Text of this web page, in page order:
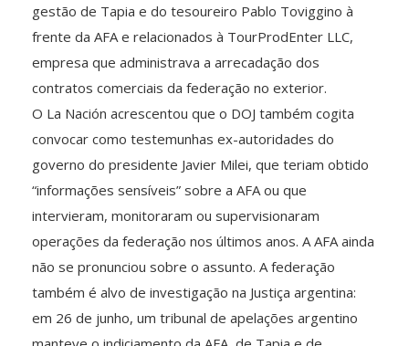
gestão de Tapia e do tesoureiro Pablo Toviggino à
frente da AFA e relacionados à TourProdEnter LLC,
empresa que administrava a arrecadação dos
contratos comerciais da federação no exterior.
O La Nación acrescentou que o DOJ também cogita
convocar como testemunhas ex-autoridades do
governo do presidente Javier Milei, que teriam obtido
“informações sensíveis” sobre a AFA ou que
intervieram, monitoraram ou supervisionaram
operações da federação nos últimos anos. A AFA ainda
não se pronunciou sobre o assunto. A federação
também é alvo de investigação na Justiça argentina:
em 26 de junho, um tribunal de apelações argentino